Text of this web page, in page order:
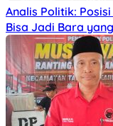
Analis Politik:
Bisa Jadi Bara